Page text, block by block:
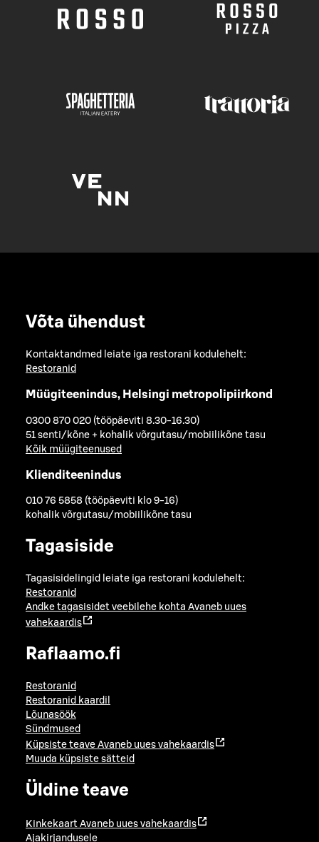
Võta ühendust
Kontaktandmed leiate iga restorani kodulehelt:
Restoranid
Müügiteenindus, Helsingi metropolipiirkond
0300 870 020 (tööpäeviti 8.30-16.30)
51 senti/kõne + kohalik võrgutasu/mobiilikõne tasu
Kõik müügiteenused
Klienditeenindus
010 76 5858 (tööpäeviti klo 9-16)
kohalik võrgutasu/mobiilikõne tasu
Tagasiside
Tagasisidelingid leiate iga restorani kodulehelt:
Restoranid
Andke tagasisidet veebilehe kohta Avaneb uues
vahekaardis
Raflaamo.fi
Restoranid
Restoranid kaardil
Lõunasöök
Sündmused
Küpsiste teave Avaneb uues vahekaardis
Muuda küpsiste sätteid
Üldine teave
Kinkekaart Avaneb uues vahekaardis
Ajakirjandusele